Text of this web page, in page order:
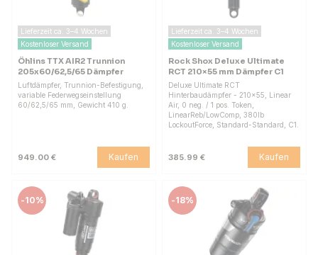
Lieferzeit ca. 3–4 Wochen
Kostenloser Versand
Öhlins TTX AIR2 Trunnion
205x60/62,5/65 Dämpfer
Luftdämpfer, Trunnion-Befestigung,
variable Federwegseinstellung
60/62,5/65 mm, Gewicht 410 g.
949.00 € Kaufen
Lieferzeit ca. 3–4 Wochen
Kostenloser Versand
Rock Shox Deluxe Ultimate
RCT 210×55 mm Dämpfer C1
Deluxe Ultimate RCT
Hinterbaudämpfer - 210×55, Linear
Air, 0 neg. / 1 pos. Token,
LinearReb/LowComp, 380lb
LockoutForce, Standard-Standard, C1.
385.99 € Kaufen
-10% -18%